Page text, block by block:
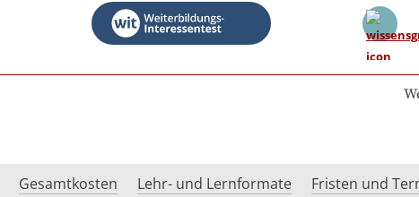
Gesamtkosten Lehr- und Lernformate Fristen und